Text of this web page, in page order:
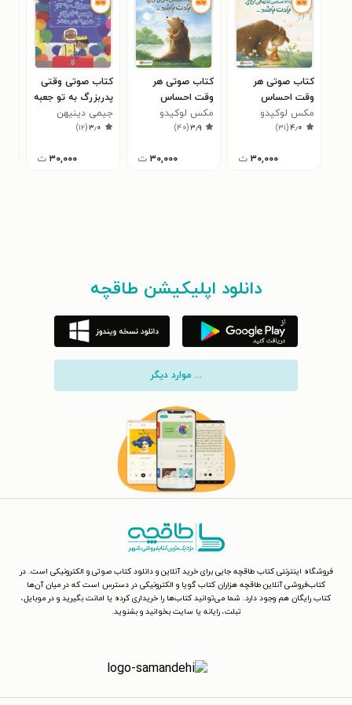
کتاب صوتی هر
وقت احساس
تنهایی کردی یادت
باشد ...
مکس لوکیدو
۴٫۰(۳۱)
۳۰,۰۰۰ ت
کتاب صوتی هر
وقت احساس
نگرانی کردی یادت
باشد ...
مکس لوکیدو
۳٫۹(۴۰)
۳۰,۰۰۰ ت
کتاب صوتی وقتی
پدربزرگ به تو جعبه
ابزار هدیه می دهد
جیمی دینیهن
۳٫۰(۱۲)
۳۰,۰۰۰ ت
دانلود اپلیکیشن طاقچه
... موارد دیگر
فروشگاه اینترنتی کتاب طاقچه جایی برای خرید آنلاین و دانلود کتاب صوتی و الکترونیکی است. در
کتاب‌فروشی آنلاین طاقچه هزاران کتاب گویا و الکترونیکی در دسترس است که در میان آن‌ها
کتاب رایگان هم وجود دارد. شما می‌توانید کتاب‌ها را خریداری کرده یا امانت بگیرید و در موبایل،
تبلت، رایانه یا سایت بخوانید و بشنوید.